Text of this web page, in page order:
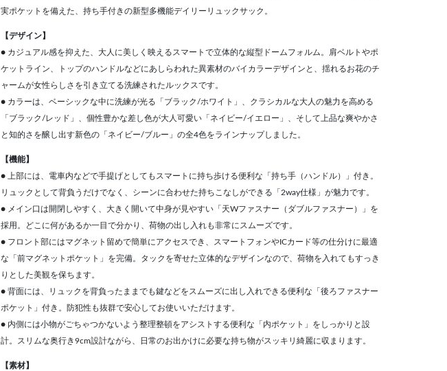
実ポケットを備えた、持ち手付きの新型多機能デイリーリュックサック。
【デザイン】
● カジュアル感を抑えた、大人に美しく映えるスマートで立体的な縦型ドームフォルム。肩ベルトやポ
ケットライン、トップのハンドルなどにあしらわれた異素材のバイカラーデザインと、揺れるお花のチ
ャームが女性らしさを引き立てる洗練されたルックスです。
● カラーは、ベーシックな中に洗練が光る「ブラック/ホワイト」、クラシカルな大人の魅力を高める
「ブラック/レッド」、個性豊かな差し色が大人可愛い「ネイビー/イエロー」、そして上品な爽やかさ
と知的さを醸し出す新色の「ネイビー/ブルー」の全4色をラインナップしました。
【機能】
● 上部には、電車内などで手提げとしてもスマートに持ち歩ける便利な「持ち手（ハンドル）」付き。
リュックとして背負うだけでなく、シーンに合わせた持ちこなしができる「2way仕様」が魅力です。
● メイン口は開閉しやすく、大きく開いて中身が見やすい「天Wファスナー（ダブルファスナー）」を
採用。どこに何があるか一目で分かり、荷物の出し入れも非常にスムーズです。
● フロント部にはマグネット留めで簡単にアクセスでき、スマートフォンやICカード等の仕分けに最適
な「前マグネットポケット」を完備。タックを寄せた立体的なデザインなので、荷物を入れてもすっき
りとした美観を保ちます。
● 背面には、リュックを背負ったままでも鍵などをスムーズに出し入れできる便利な「後ろファスナー
ポケット」付き。防犯性も抜群で安心してお使いいただけます。
● 内側には小物がごちゃつかないよう整理整頓をアシストする便利な「内ポケット」をしっかりと設
計。スリムな奥行き9cm設計ながら、日常のお出かけに必要な持ち物がスッキリ綺麗に収まります。
【素材】